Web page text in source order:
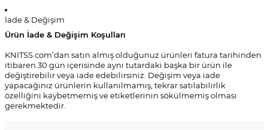
İade & Değişim
Ürün İade & Değişim Koşulları
KNITSS.com’dan satın almış olduğunuz ürünleri fatura tarihinden
itibaren 30 gün içerisinde aynı tutardaki başka bir ürün ile
değiştirebilir veya iade edebilirsiniz. Değişim veya iade
yapacağınız ürünlerin kullanılmamış, tekrar satılabilirlik
özelliğini kaybetmemiş ve etiketlerinin sökülmemiş olması
gerekmektedir.